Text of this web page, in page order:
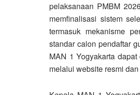
pelaksanaan PMBM
memfinalisasi sistem
termasuk mekanisme
standar calon pendaftar
MAN 1 Yogyakarta
melalui website resmi